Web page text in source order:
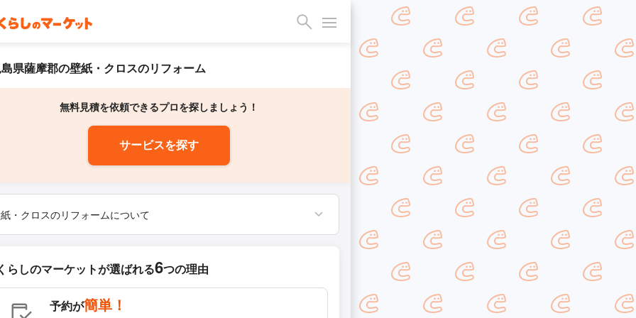
県薩摩郡の壁紙・クロスのリフォーム
無料見積を依頼できるプロを探しましょう！
サービスを探す
・クロスのリフォームについて
らしのマーケットが選ばれる6つの理由
予約が簡単！